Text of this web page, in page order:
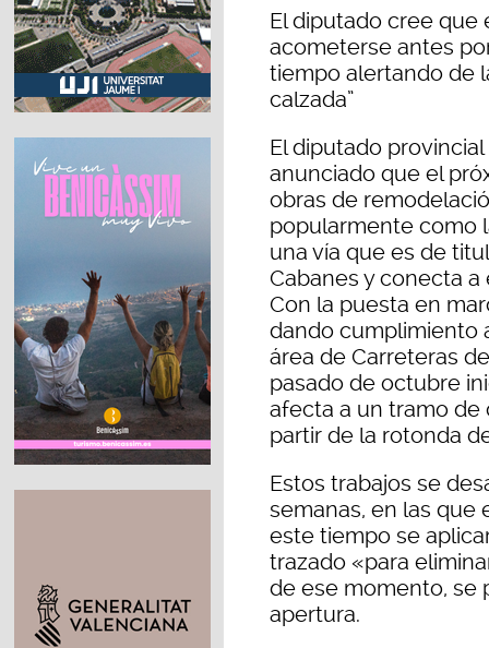
El diputado cree que
acometerse antes
tiempo alertando de
calzada”
El diputado
anunciado que el
obras de
popularmente como
una vía que es de
Cabanes y conecta
Con la puesta en
dando cumplimiento
área de Carreteras
pasado de octubre
afecta a un tramo
partir de la rotonda
Estos trabajos se
semanas, en las que
este tiempo se
trazado «para
de ese momento, se
apertura.